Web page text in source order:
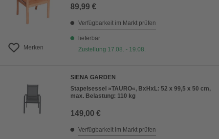
Merken
89,99 €
Verfügbarkeit im Markt prüfen
lieferbar
Zustellung 17.08. - 19.08.
SIENA GARDEN
Stapelsessel »TAURO«, BxHxL: 52 x 99,5 x 50 cm,
max. Belastung: 110 kg
149,00 €
Verfügbarkeit im Markt prüfen